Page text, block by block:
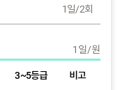
1일/2회
1일/원
3~5등급 비고